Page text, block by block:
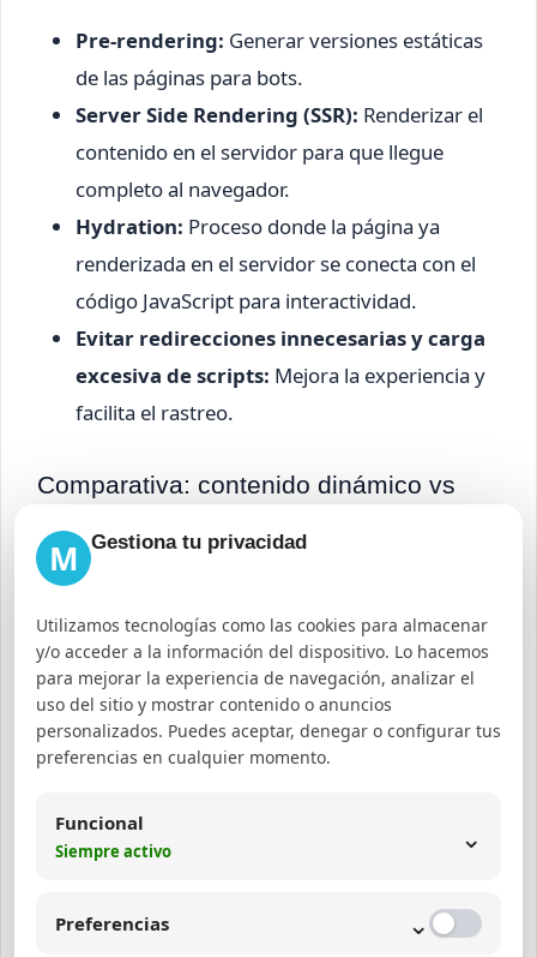
Pre-rendering: Generar versiones estáticas
de las páginas para bots.
Server Side Rendering (SSR): Renderizar el
contenido en el servidor para que llegue
completo al navegador.
Hydration: Proceso donde la página ya
renderizada en el servidor se conecta con el
código JavaScript para interactividad.
Evitar redirecciones innecesarias y carga
excesiva de scripts: Mejora la experiencia y
facilita el rastreo.
Comparativa: contenido dinámico vs
Aspe
cto
o Estático
Index
ación
Directa,
contenido
en HTML
Puede requerir
renderizado adicional
para indexación
Veloci
ente
debido a ejecución de
M Gestiona tu privacidad
Utilizamos tecnologías como las cookies para almacenar
y/o acceder a la información del dispositivo. Lo hacemos
para mejorar la experiencia de navegación, analizar el
uso del sitio y mostrar contenido o anuncios
personalizados. Puedes aceptar, denegar o configurar tus
preferencias en cualquier momento.
Funcional
Siempre activo ⌄
Preferencias ⌄